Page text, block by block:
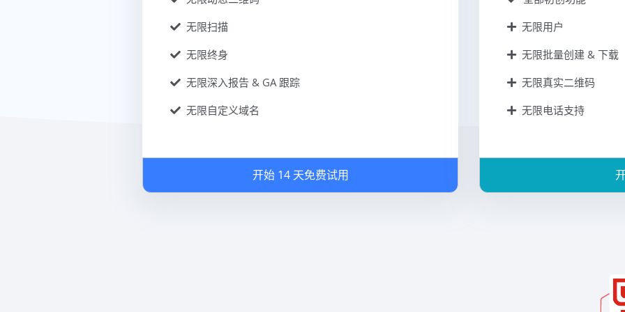
无限扫描
无限终身
无限深入报告 & GA 跟踪
无限自定义域名
开始 14 天免费试用
无限用户
无限批量创建 & 下载
无限真实二维码
无限电话支持